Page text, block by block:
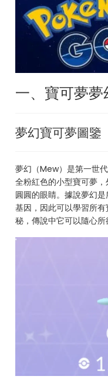
一、寶可夢夢
夢幻寶可夢圖鑒
夢幻（Mew）是第一世
全粉紅色的小型寶可夢
圓圓的眼睛。據說夢幻
基因，因此可以學習所
秘，傳說中它可以隨心所